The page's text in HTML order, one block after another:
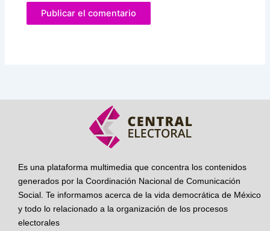
Es una plataforma multimedia que concentra los contenidos
generados por la Coordinación Nacional de Comunicación
Social. Te informamos acerca de la vida democrática de México
y todo lo relacionado a la organización de los procesos
electorales